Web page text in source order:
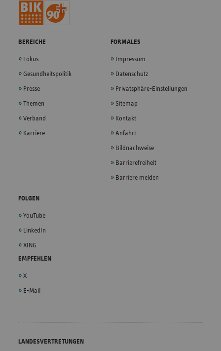
BEREICHE
Fokus
Gesundheitspolitik
Presse
Themen
Verband
Karriere
FORMALES
Impressum
Datenschutz
Privatsphäre-Einstellungen
Sitemap
Kontakt
Anfahrt
Bildnachweise
Barrierefreiheit
Barriere melden
FOLGEN
YouTube
LinkedIn
XING
EMPFEHLEN
X
E-Mail
LANDESVERTRETUNGEN